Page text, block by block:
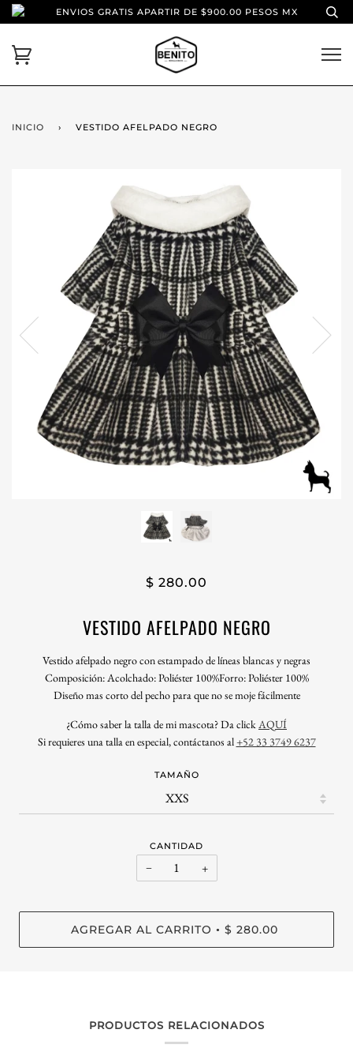
ENVIOS GRATIS APARTIR DE $900.00 PESOS MX
INICIO › VESTIDO AFELPADO NEGRO
$ 280.00
VESTIDO AFELPADO NEGRO
Vestido afelpado negro con estampado de líneas blancas y negras
Composición: Acolchado: Poliéster 100%Forro: Poliéster 100%
Diseño mas corto del pecho para que no se moje fácilmente
¿Cómo saber la talla de mi mascota? Da clickAQUÍ
Si requieres una talla en especial, contáctanos al+52 33 3749 6237
TAMAÑO
CANTIDAD
− +
AGREGAR AL CARRITO • $ 280.00
PRODUCTOS RELACIONADOS